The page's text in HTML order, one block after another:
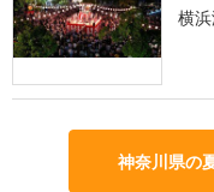
横
神奈川県の